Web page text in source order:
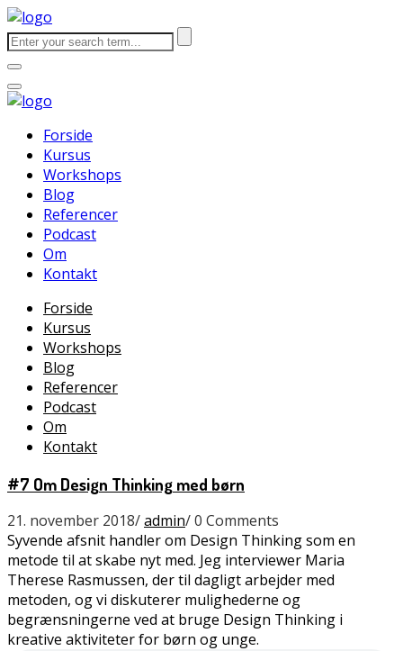
Forside
Kursus
Workshops
Blog
Referencer
Podcast
Om
Kontakt
Forside
Kursus
Workshops
Blog
Referencer
Podcast
Om
Kontakt
#7 Om Design Thinking med børn
21. november 2018/admin/0 Comments
Syvende afsnit handler om Design Thinking som en
metode til at skabe nyt med. Jeg interviewer Maria
Therese Rasmussen, der til dagligt arbejder med
metoden, og vi diskuterer mulighederne og
begrænsningerne ved at bruge Design Thinking i
kreative aktiviteter for børn og unge.